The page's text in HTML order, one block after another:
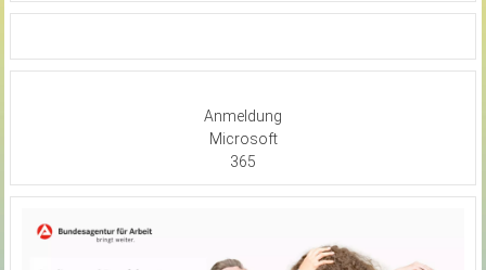
Anmeldung
Microsoft
365